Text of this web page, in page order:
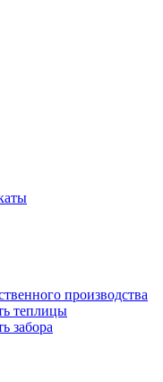
производства
теплицы
забора